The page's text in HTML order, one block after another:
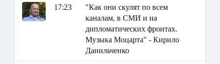
17:23
"Как они скулят по всем
каналам, в СМИ и на
дипломатических фронтах.
Музыка Моцарта" - Кирило
Данильченко